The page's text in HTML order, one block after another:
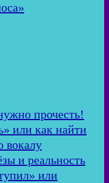
прочесть!
или как найти
вокалу
и реальность
или